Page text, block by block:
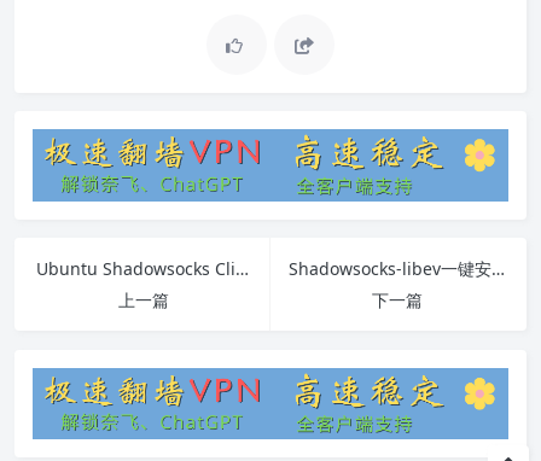
Ubuntu Shadowsocks Client翻墙
上一篇
Shadowsocks-libev一键安装2018
下一篇